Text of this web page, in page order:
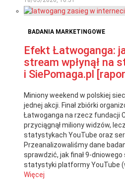
BADANIA MARKETINGOWE
Efekt Łatwoganga:
stream wpłynął na
i SiePomaga.pl
Miniony weekend w polskiej
jednej akcji. Finał zbiórki
Łatwoganga na rzecz fundacji
przyciągnął miliony widzów,
statystykach YouTube oraz
Przeanalizowaliśmy dane
sprawdzić, jak finał 9-dniowego
statystyki platformy YouTube
Więcej